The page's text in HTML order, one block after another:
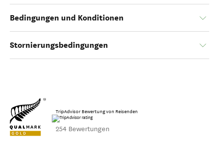
Bedingungen und Konditionen
Stornierungsbedingungen
TripAdvisor Bewertung von Reisenden
254 Bewertungen